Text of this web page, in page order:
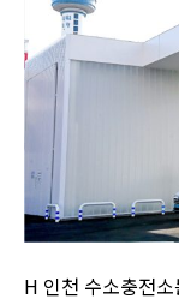
H 인천 수소충전